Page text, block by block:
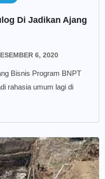
Di Jadikan Ajang
6, 2020
Bisnis Program BNPT
rahasia umum lagi di